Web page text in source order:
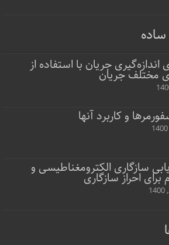
ساده
جریان با استفاده از
مختلف جریان
و کاربرد آنها
سازگاری الکترومغناطیسی و
برای احراز سازگاری